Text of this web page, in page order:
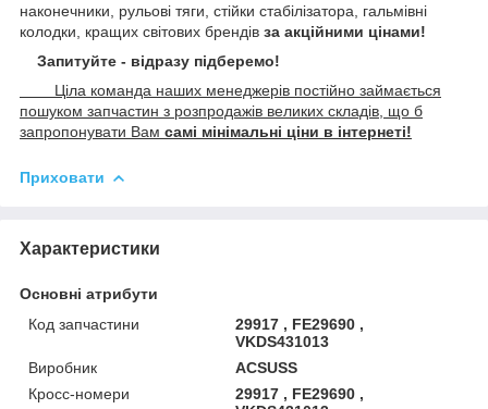
наконечники, рульові тяги, стійки стабілізатора, гальмівні
колодки, кращих світових брендів за акційними цінами!
Запитуйте - відразу підберемо!
Ціла команда наших менеджерів постійно займається
пошуком запчастин з розпродажів великих складів, що б
запропонувати Вам самі мінімальні ціни в інтернеті!
Приховати
Характеристики
Основні атрибути
Код запчастини
29917 , FE29690 ,
VKDS431013
Виробник
ACSUSS
Кросс-номери
29917 , FE29690 ,